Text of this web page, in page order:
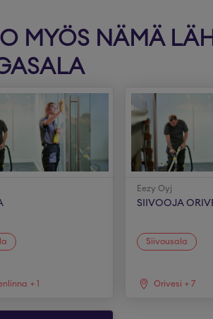
MYÖS NÄMÄ
+1
Eezy Oyj
SIIVOOJA
Siivousala
Orivesi +7